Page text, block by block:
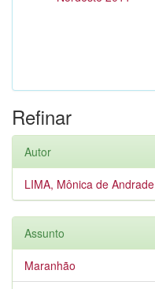
Refinar
Autor
LIMA, Mônica de Andrade
Assunto
Maranhão